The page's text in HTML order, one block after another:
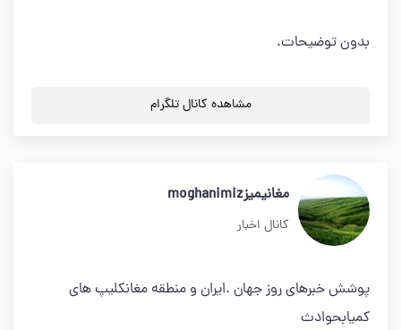
بدون توضیحات.
مشاهده کانال تلگرام
مغانیمیزmoghanimiz
کانال اخبار
پوشش خبرهای روز جهان .ایران و منطقه مغانکلیپ های
کمیابحوادث